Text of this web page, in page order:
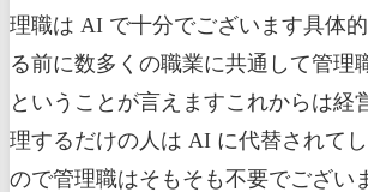
理職は AI で十分でございます具体
る前に数多くの職業に共通して管理
ということが言えますこれからは経
理するだけの人は AI に代替されて
ので管理職はそもそも不要でござい